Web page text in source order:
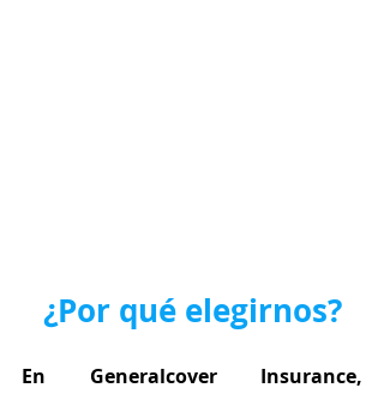
¿Por qué elegirnos?
En Generalcover Insurance,